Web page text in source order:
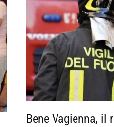
Bene Vagienna, il